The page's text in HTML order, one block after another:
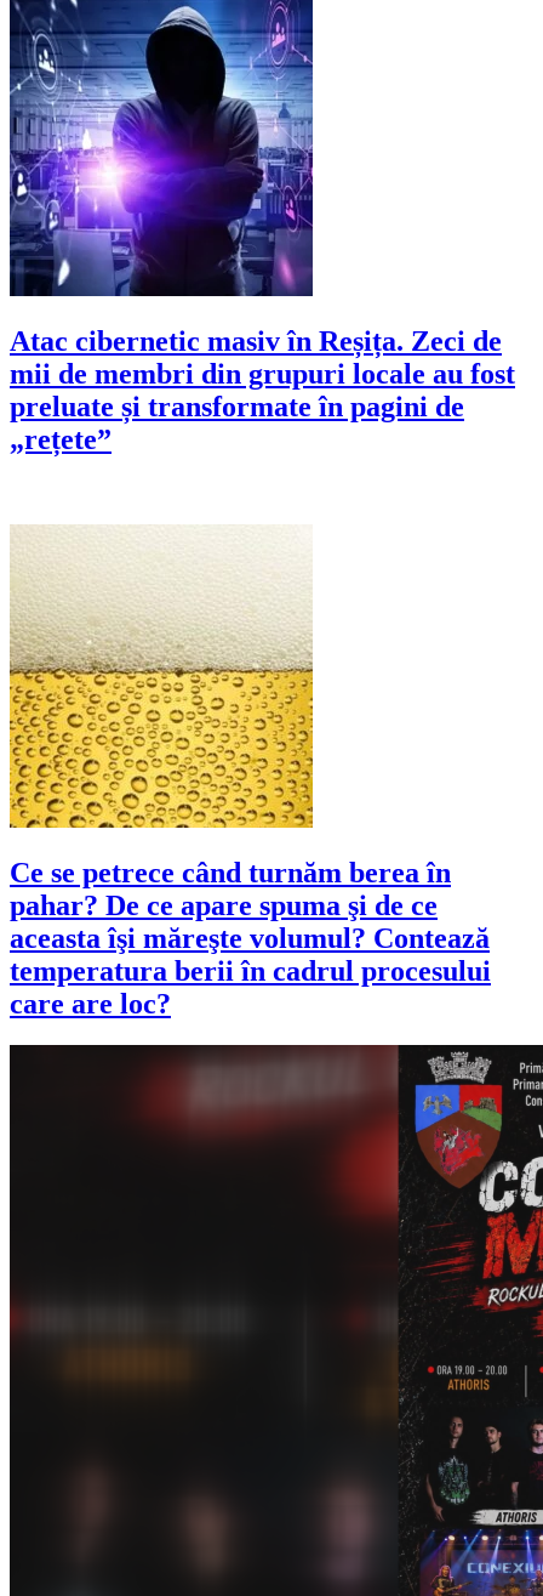
Atac cibernetic masiv în Reșița. Zeci de
mii de membri din grupuri locale au fost
preluate și transformate în pagini de
„rețete”
Ce se petrece când turnăm berea în
pahar? De ce apare spuma şi de ce
aceasta îşi măreşte volumul? Contează
temperatura berii în cadrul procesului
care are loc?